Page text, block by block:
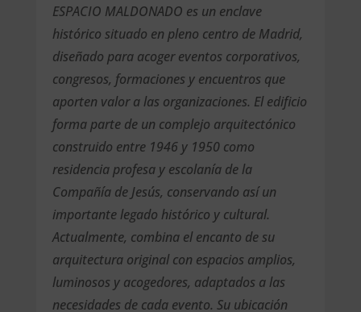
ESPACIO MALDONADO es un enclave
histórico situado en pleno centro de Madrid,
diseñado para acoger eventos corporativos,
congresos, formaciones y encuentros que
aporten valor a las organizaciones. El edificio
forma parte de un complejo arquitectónico
construido entre 1946 y 1950 como
residencia profesa y escolanía de la
Compañía de Jesús, conservando así un
importante legado histórico y cultural.
Actualmente, combina el encanto de su
arquitectura original con espacios amplios,
luminosos y acogedores, adaptados a las
necesidades de cada evento. Su ubicación